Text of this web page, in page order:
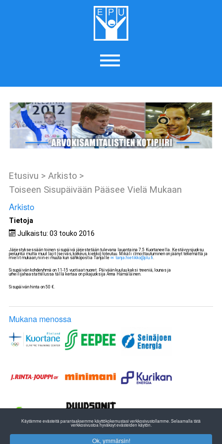
Etusivu > Arkisto >
Toiseen Sisupäivään Pääsee Vielä Mukaan
Arkisto
Tietoja
Julkaistu: 03 touko 2016
Järjestyksessään toinen sisupäivä järjestetään tulevana lauantaina 7.5 Kuortaneella. Kestävyysjuoksu
peruuntui mutta muut lajit (seiväs, korkeus, kiekko) toteutuu. Mikäli ilmoittautuminen on jäänyt tekemättä ja
mielit mukaan, niin ei muuta kun sähköpostia Tanjalle
tanja.hietikko@plu.fi
Sisupäivän kohderyhmä on 11-15 vuotiaat nuoret. Päivään kuuluu kaksi treeniä, lounas ja
urheilijahaastattelussa tällä kertaa on pikajuoksija Anna Hämäläinen.
Sisupäivän hinta on 50 €.
Mukana menossa
Käytämme evästeitä parantaaksemme käyttökokemustasi verkkosivustollamme. Selaamalla tätä
verkkosivustoa hyväksyt evästeiden käytön.
Ok, ymmärsin!